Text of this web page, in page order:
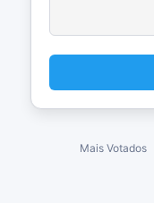
Mais Votados